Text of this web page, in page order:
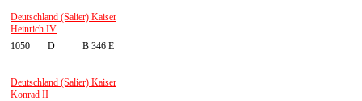
Deutschland (Salier) Kaiser
Heinrich IV
1050
D B 346 E
Deutschland (Salier) Kaiser
Konrad II